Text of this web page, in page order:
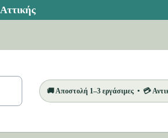
🚚 Αποστολή 1–3 εργάσιμες • 💳